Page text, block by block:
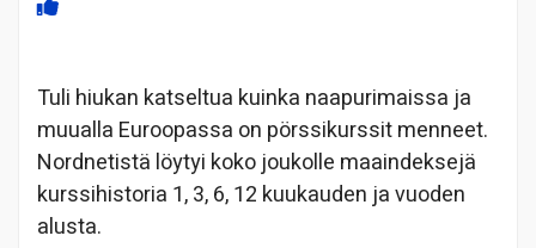
Tuli hiukan katseltua kuinka naapurimaissa ja
muualla Euroopassa on pörssikurssit menneet.
Nordnetistä löytyi koko joukolle maaindeksejä
kurssihistoria 1, 3, 6, 12 kuukauden ja vuoden
alusta.